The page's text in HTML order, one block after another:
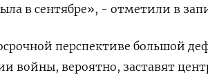
в сентябре», - отметили в
перспективе большой
войны, вероятно, заставят